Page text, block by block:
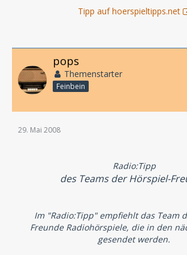
Tipp auf hoerspieltipps.net
pops
Themenstarter
Feinbein
29. Mai 2008
Radio:Tipp
des Teams der Hörspiel-
Im "Radio:Tipp" empfiehlt das Team
Freunde Radiohörspiele, die in den
gesendet werden.